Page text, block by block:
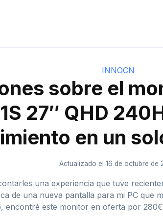
INNOCN
sobre el
27″ QHD
en un
Actualizado el 16 de octubre de
una experiencia que tuve
de una nueva pantalla para mi PC que
encontré este monitor en oferta por